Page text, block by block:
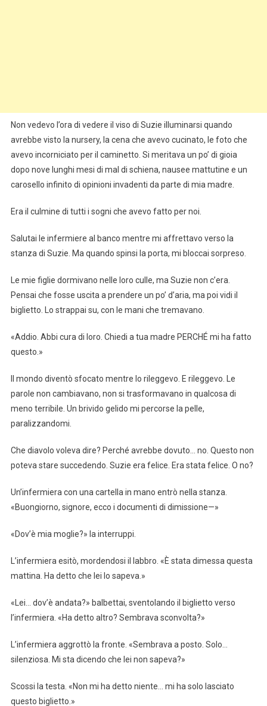
Non vedevo l’ora di vedere il viso di Suzie illuminarsi quando
avrebbe visto la nursery, la cena che avevo cucinato, le foto che
avevo incorniciato per il caminetto. Si meritava un po’ di gioia
dopo nove lunghi mesi di mal di schiena, nausee mattutine e un
carosello infinito di opinioni invadenti da parte di mia madre.
Era il culmine di tutti i sogni che avevo fatto per noi.
Salutai le infermiere al banco mentre mi affrettavo verso la
stanza di Suzie. Ma quando spinsi la porta, mi bloccai sorpreso.
Le mie figlie dormivano nelle loro culle, ma Suzie non c’era.
Pensai che fosse uscita a prendere un po’ d’aria, ma poi vidi il
biglietto. Lo strappai su, con le mani che tremavano.
«Addio. Abbi cura di loro. Chiedi a tua madre PERCHÉ mi ha fatto
questo.»
Il mondo diventò sfocato mentre lo rileggevo. E rileggevo. Le
parole non cambiavano, non si trasformavano in qualcosa di
meno terribile. Un brivido gelido mi percorse la pelle,
paralizzandomi.
Che diavolo voleva dire? Perché avrebbe dovuto… no. Questo non
poteva stare succedendo. Suzie era felice. Era stata felice. O no?
Un’infermiera con una cartella in mano entrò nella stanza.
«Buongiorno, signore, ecco i documenti di dimissione—»
«Dov’è mia moglie?» la interruppi.
L’infermiera esitò, mordendosi il labbro. «È stata dimessa questa
mattina. Ha detto che lei lo sapeva.»
«Lei… dov’è andata?» balbettai, sventolando il biglietto verso
l’infermiera. «Ha detto altro? Sembrava sconvolta?»
L’infermiera aggrottò la fronte. «Sembrava a posto. Solo…
silenziosa. Mi sta dicendo che lei non sapeva?»
Scossi la testa. «Non mi ha detto niente… mi ha solo lasciato
questo biglietto.»